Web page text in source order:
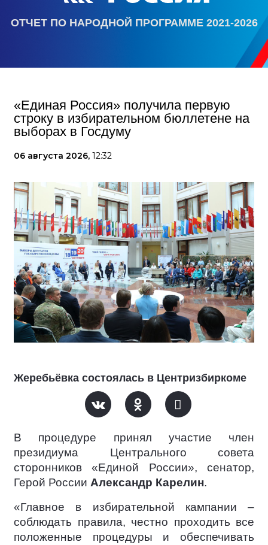
ОТЧЕТ ПО НАРОДНОЙ ПРОГРАММЕ 2021-2026
«Единая Россия» получила первую
строку в избирательном бюллетене на
выборах в Госдуму
06 августа 2026, 12:32
Жеребьёвка состоялась в Центризбиркоме
В процедуре принял участие член
президиума Центрального совета
сторонников «Единой России», сенатор,
Герой России Александр Карелин.
«Главное в избирательной кампании –
соблюдать правила, честно проходить все
положенные процедуры и обеспечивать